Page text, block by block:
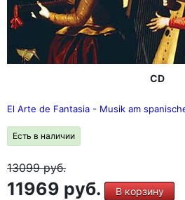
CD
El Arte de Fantasia - Musik am
Есть в наличии
13099руб.
11969 руб. В корзину